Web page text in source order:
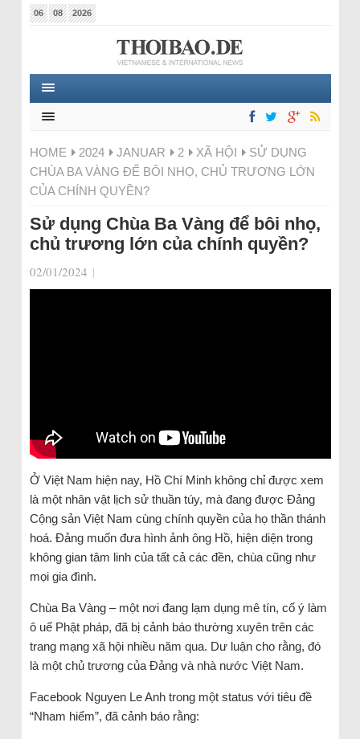
06 08 2026
HOME 2024 JANUAR 2 XÃ HỘI
SỬ DỤNG
CHÙA BA VÀNG ĐỂ BÔI NHỌ, CHỦ TRƯƠNG LỚN
CỦA CHÍNH QUYỀN?
Sử dụng Chùa Ba Vàng để bôi nhọ,
chủ trương lớn của chính quyền?
02/01/2024 |
Ở Việt Nam hiện nay, Hồ Chí Minh không chỉ được xem
là một nhân vật lịch sử thuần túy, mà đang được Đảng
Cộng sản Việt Nam cùng chính quyền của họ thần thánh
hoá. Đảng muốn đưa hình ảnh ông Hồ, hiện diện trong
không gian tâm linh của tất cả các đền, chùa cũng như
mọi gia đình.
Chùa Ba Vàng – một nơi đang lạm dụng mê tín, cố ý làm
ô uế Phật pháp, đã bị cảnh báo thường xuyên trên các
trang mạng xã hội nhiều năm qua. Dư luận cho rằng, đó
là một chủ trương của Đảng và nhà nước Việt Nam.
Facebook Nguyen Le Anh trong một status với tiêu đề
“Nham hiểm”, đã cảnh báo rằng: